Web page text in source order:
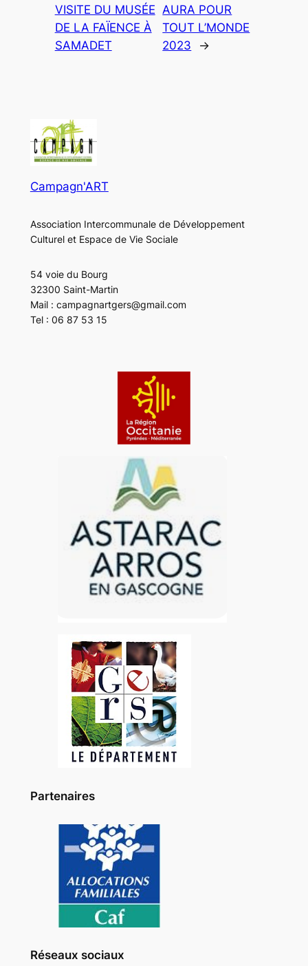
VISITE DU MUSÉE
DE LA FAÏENCE À
SAMADET
AURA POUR
TOUT L’MONDE
2023
→
Campagn'ART
Association Intercommunale de Développement
Culturel et Espace de Vie Sociale
54 voie du Bourg
32300 Saint-Martin
Mail : campagnartgers@gmail.com
Tel : 06 87 53 15
Partenaires
Réseaux sociaux